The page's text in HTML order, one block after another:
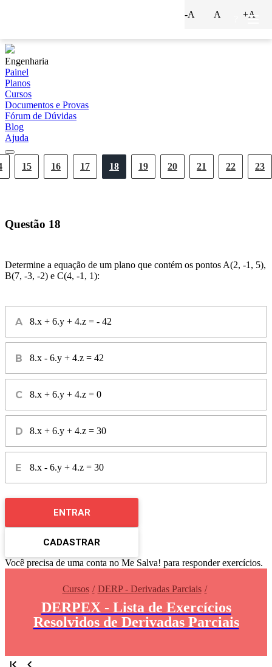
Engenharia
Painel
Planos
Cursos
Documentos e Provas
Fórum de Dúvidas
Blog
Ajuda
15 16 17 18 19 20 21 22 23
-A A +A
Questão 18
Determine a equação de um plano que contém os pontos A(2, -1, 5),
B(7, -3, -2) e C(4, -1, 1):
8.x + 6.y + 4.z = - 42
8.x - 6.y + 4.z = 42
8.x + 6.y + 4.z = 0
8.x + 6.y + 4.z = 30
8.x - 6.y + 4.z = 30
ENTRAR
CADASTRAR
Você precisa de uma conta no Me Salva! para responder exercícios.
Cursos DERP - Derivadas Parciais
DERPEX - Lista de Exercícios
Resolvidos de Derivadas Parciais